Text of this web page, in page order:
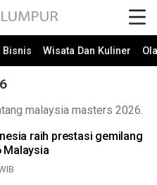
Bisnis Wisata Dan Kuliner
malaysia masters 2026.
raih prestasi gemilang
Malaysia